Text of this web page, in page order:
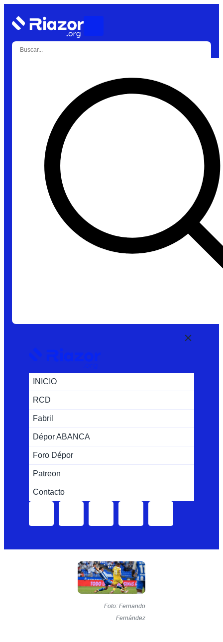
INICIO
RCD
Fabril
Dépor ABANCA
Foro Dépor
Patreon
Contacto
Foto: Fernando
Fernández